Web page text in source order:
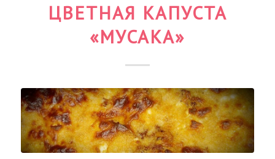
ЦВЕТНАЯ КАПУСТА
«МУСАКА»